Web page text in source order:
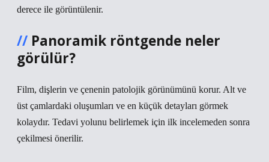
derece ile görüntülenir.
Panoramik röntgende neler
görülür?
Film, dişlerin ve çenenin patolojik görünümünü korur. Alt ve
üst çamlardaki oluşumları ve en küçük detayları görmek
kolaydır. Tedavi yolunu belirlemek için ilk incelemeden sonra
çekilmesi önerilir.